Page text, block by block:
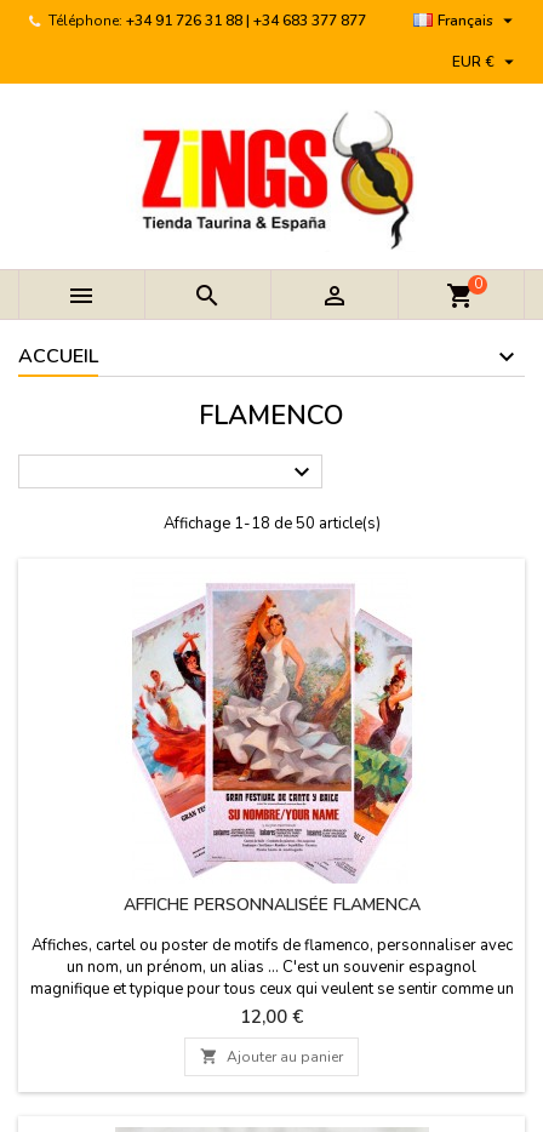
Téléphone: +34 91 726 31 88 | +34 683 377 877 Français 
EUR € 
   shopping_cart0
ACCUEIL
FLAMENCO

Affichage 1-18 de 50 article(s)
AFFICHE PERSONNALISÉE FLAMENCA
Affiches, cartel ou poster de motifs de flamenco, personnaliser avec
un nom, un prénom, un alias ... C'est un souvenir espagnol
magnifique et typique pour tous ceux qui veulent se sentir comme un
véritable artiste de flamenco. Espagne Souvenirs.Il mesure 56 cm x
97 cm
Prix
12,00 €
 Ajouter au panier